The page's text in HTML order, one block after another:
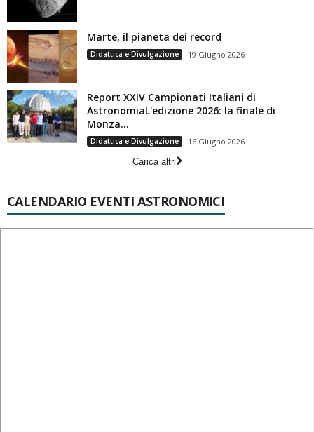
Marte, il pianeta dei record
Didattica e Divulgazione 19 Giugno 2026
Report XXIV Campionati Italiani di
AstronomiaL'edizione 2026: la finale di
Monza...
Didattica e Divulgazione
16 Giugno 2026
Carica altri
CALENDARIO EVENTI ASTRONOMICI